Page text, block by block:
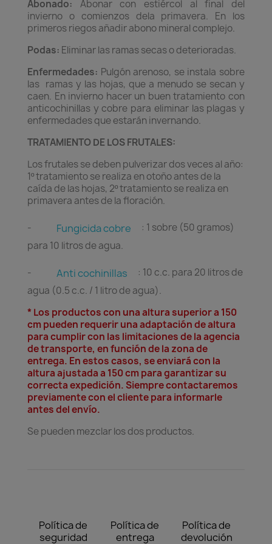
Abonado: Abonar con estiércol al final del
invierno o comienzos dela primavera. En los
primeros riegos añadir abono mineral complejo.
Podas: Eliminar las ramas secas o deterioradas.
Enfermedades: Pulgón arenoso, se instala sobre
las ramas y las hojas, que a menudo se secan y
caen. En invierno hacer un buen tratamiento con
anticochinillas y cobre para eliminar las plagas y
enfermedades que estarán invernando.
TRATAMIENTO DE LOS FRUTALES:
Los frutales se deben pulverizar dos veces al año:
1º tratamiento se realiza en otoño antes de la
caída de las hojas, 2º tratamiento se realiza en
primavera antes de la floración.
- Fungicida cobre
: 1 sobre (50 gramos)
para 10 litros de agua.
- Anti cochinillas
: 10 c.c. para 20 litros de
agua (0.5 c.c. / 1 litro de agua).
* Los productos con una altura superior a 150
cm pueden requerir una adaptación de altura
para cumplir con las limitaciones de la agencia
de transporte, en función de la zona de
entrega. En estos casos, se enviará con la
altura ajustada a 150 cm para garantizar su
correcta expedición. Siempre contactaremos
previamente con el cliente para informarle
antes del envío.
Se pueden mezclar los dos productos.
Política de
seguridad
Política de
entrega
Política de
devolución